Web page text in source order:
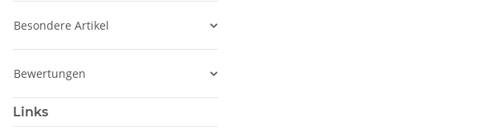
Besondere Artikel
Bewertungen
Links